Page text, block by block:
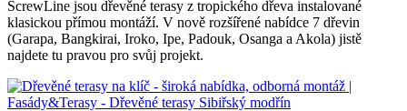
ScrewLine jsou dřevěné terasy z tropického dřeva instalované
klasickou přímou montáží. V nově rozšířené nabídce 7 dřevin
(Garapa, Bangkirai, Iroko, Ipe, Padouk, Osanga a Akola) jistě
najdete tu pravou pro svůj projekt.